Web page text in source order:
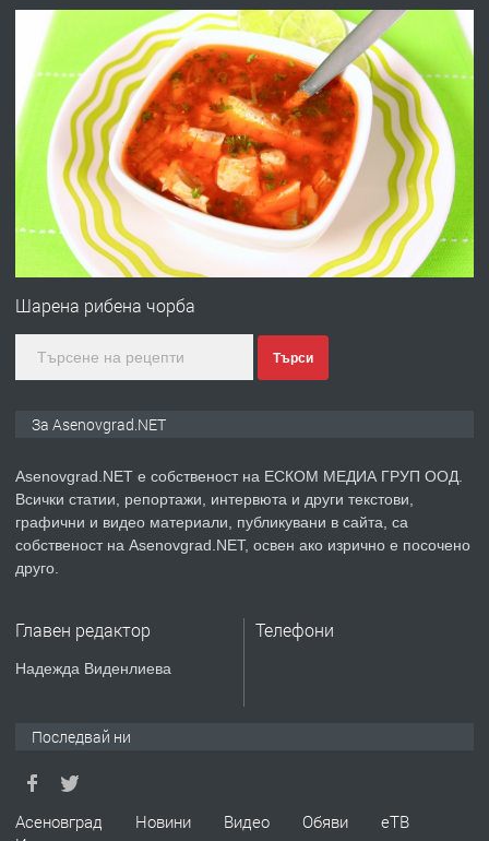
преди 1 година
ПРЕДЛАГА
Професионална зеленчукорезачка
за заведения и дома
преди 1 година
ПРЕДЛАГА Дава под наем Асеновград
преди 2 години
ПРЕДЛАГА ремонт на покриви
Висококачествени Целофанови
Шарена рибена чорба
Търси
За Asenovgrad.NET
Asenovgrad.NET е собственост на ЕСКОМ МЕДИА ГРУП ООД.
Всички статии, репортажи, интервюта и други текстови,
графични и видео материали, публикувани в сайта, са
собственост на Asenovgrad.NET, освен ако изрично е посочено
друго.
Главен редактор
Надежда Виденлиева
Телефони
Последвай ни
Асеновград Новини Видео Обяви
еТВ